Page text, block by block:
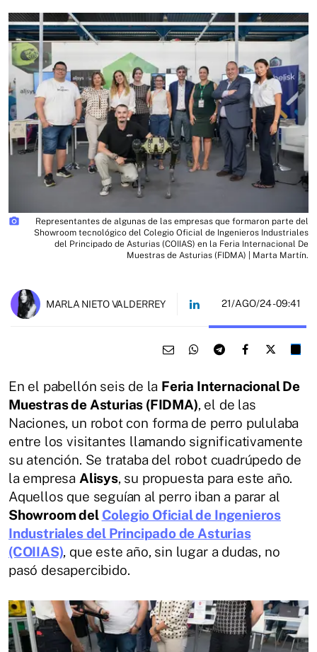
photo_camera
Representantes de algunas de las empresas que formaron parte del
Showroom tecnológico del Colegio Oficial de Ingenieros Industriales
del Principado de Asturias (COIIAS) en la Feria Internacional De
Muestras de Asturias (FIDMA) | Marta Martín.
MARLA NIETO VALDERREY 21/AGO/24- 09:41
En el pabellón seis de la Feria Internacional De
Muestras de Asturias (FIDMA), el de las
Naciones, un robot con forma de perro pululaba
entre los visitantes llamando significativamente
su atención. Se trataba del robot cuadrúpedo de
la empresa Alisys, su propuesta para este año.
Aquellos que seguían al perro iban a parar al
Showroom del Colegio Oficial de Ingenieros
Industriales del Principado de Asturias
(COIIAS), que este año, sin lugar a dudas, no
pasó desapercibido.